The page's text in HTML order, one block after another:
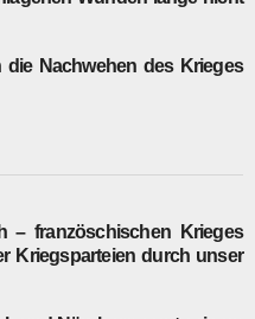
Nachwehen des Krieges
– französchischen Krieges
Kriegsparteien durch unser